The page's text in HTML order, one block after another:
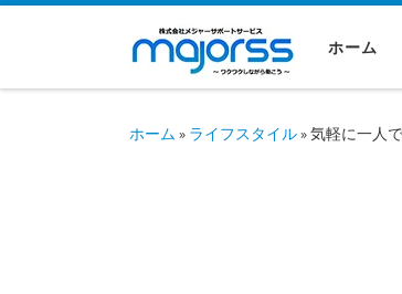
コンテンツへスキップ
ホーム
ホーム » ライフスタイル»気軽に一人